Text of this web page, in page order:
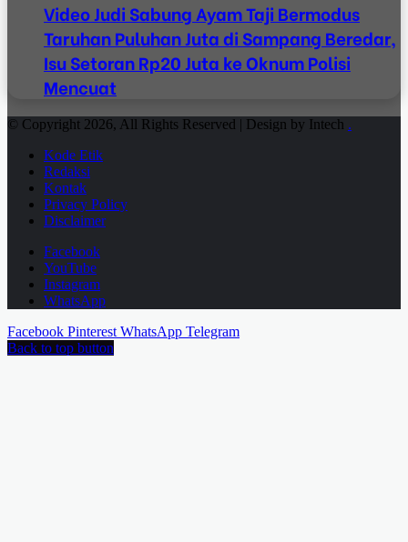
Video Judi Sabung Ayam Taji Bermodus
Taruhan Puluhan Juta di Sampang Beredar,
Isu Setoran Rp20 Juta ke Oknum Polisi
Mencuat
© Copyright 2026, All Rights Reserved | Design by Intech .
Kode Etik
Redaksi
Kontak
Privacy Policy
Disclaimer
Facebook
YouTube
Instagram
WhatsApp
Facebook Pinterest WhatsApp Telegram
Back to top button